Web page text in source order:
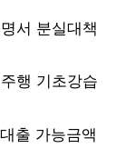
서 분실대책
행 기초강습
출 가능금액